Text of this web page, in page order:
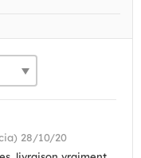
28/10/20